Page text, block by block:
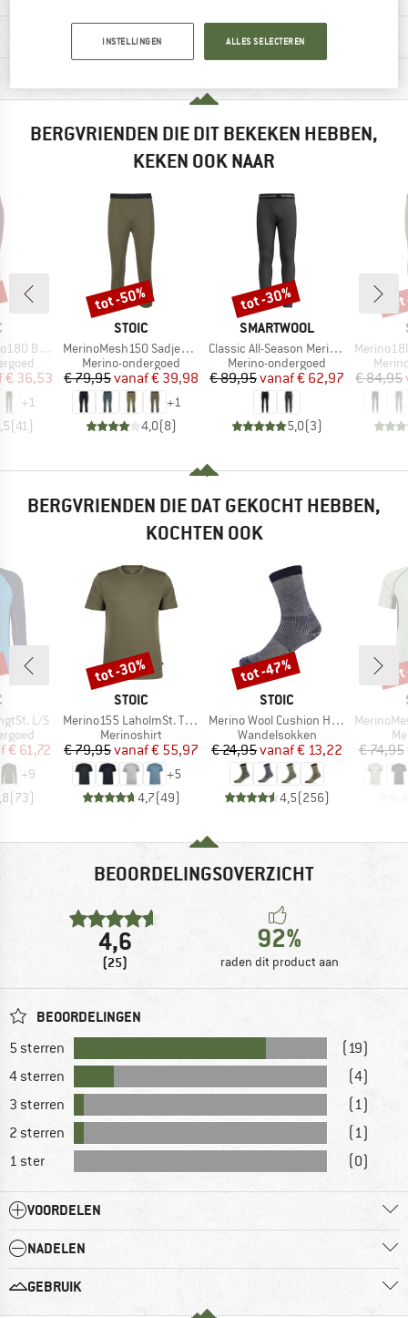
MATERIAALGEGEVENS & KENMERKEN
BERGVRIENDEN DIE DIT BEKEKEN HEBBEN,
KEKEN OOK NAAR
Long Pants
prijs
€ 36,53
+1
(41)
MERK
STOIC
Artikel
MerinoMesh150 SadjemSt. 3/4 Pants
Productgroep
Merino-ondergoed
Prijs
€ 79,95 Verlaagde prijs
vanaf€ 39,98
+1
4,0(8)
Korting
tot -50%
MERK
SMARTWOOL
Artikel
Classic All-Season Merino Base Layer Bottom Boxed
Productgroep
Merino-ondergoed
Prijs
€ 89,95 Verlaagde prijs
vanaf€ 62,97
5,0(3)
Korting
tot -30%
Artikel
Merino180
€ 84,95
BERGVRIENDEN DIE DAT GEKOCHT HEBBEN,
KOCHTEN OOK
L/S
prijs
€ 61,72
+9
(73)
MERK
STOIC
Artikel
Merino155 LaholmSt. T-Shirt
Productgroep
Merinoshirt
Prijs
€ 79,95 Verlaagde prijs
vanaf€ 55,97
+5
4,7(49)
Korting
tot -30%
MERK
STOIC
Artikel
Merino Wool Cushion Heavy Socks
Productgroep
Wandelsokken
Prijs
€ 24,95 Verlaagde prijs
vanaf€ 13,22
4,5(256)
Korting
tot -47%
Artikel
€ 74,95
BEOORDELINGSOVERZICHT
4,6
(25)
92%
raden dit product aan
BEOORDELINGEN
5 sterren
(19)
4 sterren
(4)
3 sterren
(1)
2 sterren
(1)
1 ster
(0)
VOORDELEN
NADELEN
GEBRUIK
INSTELLINGEN ALLES SELECTEREN